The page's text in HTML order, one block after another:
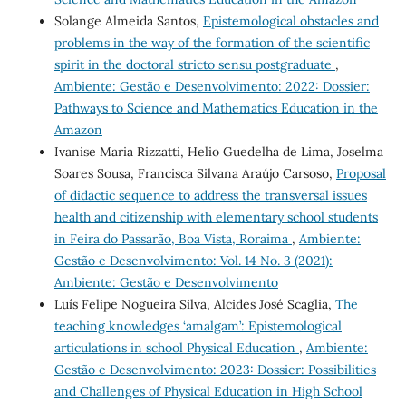
Solange Almeida Santos, Epistemological obstacles and
problems in the way of the formation of the scientific
spirit in the doctoral stricto sensu postgraduate ,
Ambiente: Gestão e Desenvolvimento: 2022: Dossier:
Pathways to Science and Mathematics Education in the
Amazon
Ivanise Maria Rizzatti, Helio Guedelha de Lima, Joselma
Soares Sousa, Francisca Silvana Araújo Carsoso, Proposal
of didactic sequence to address the transversal issues
health and citizenship with elementary school students
in Feira do Passarão, Boa Vista, Roraima , Ambiente:
Gestão e Desenvolvimento: Vol. 14 No. 3 (2021):
Ambiente: Gestão e Desenvolvimento
Luís Felipe Nogueira Silva, Alcides José Scaglia, The
teaching knowledges ‘amalgam’: Epistemological
articulations in school Physical Education , Ambiente:
Gestão e Desenvolvimento: 2023: Dossier: Possibilities
and Challenges of Physical Education in High School